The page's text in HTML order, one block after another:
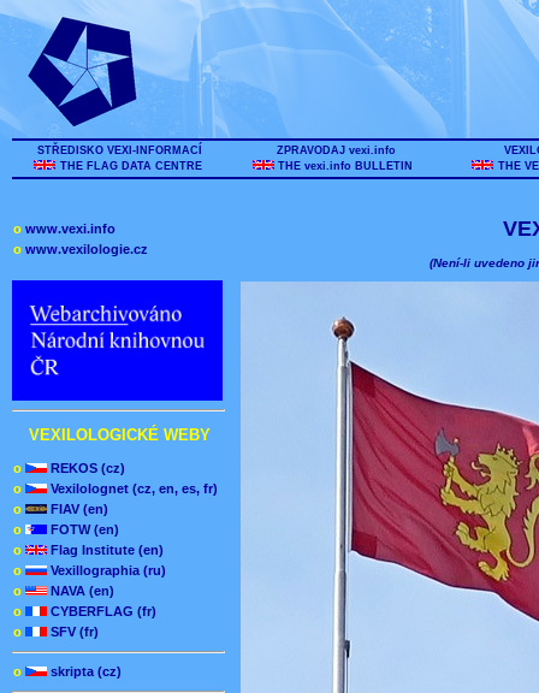
STŘEDISKO VEXI-INFORMACÍ
THE FLAG DATA CENTRE
ZPRAVODAJ vexi.info
THE vexi.info BULLETIN
THE
o www.vexi.info
o www.vexilologie.cz
VEXILOLOGICKÉ WEBY
o
REKOS (cz)
o
Vexilolognet (cz, en, es, fr)
o
FIAV (en)
o
FOTW (en)
o
Flag Institute (en)
o
Vexillographia (ru)
o
NAVA (en)
o
CYBERFLAG (fr)
o
SFV (fr)
o skripta (cz)
(Není-li uvedeno